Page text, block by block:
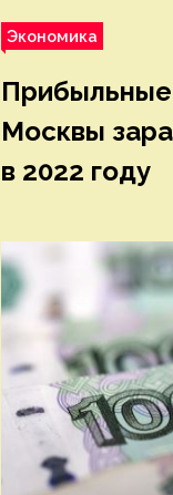
Экономика
Москвы
в 2022 году